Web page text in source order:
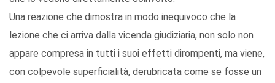
Una reazione che dimostra in modo inequivoco che la
lezione che ci arriva dalla vicenda giudiziaria, non solo non
appare compresa in tutti i suoi effetti dirompenti, ma viene,
con colpevole superficialità, derubricata come se fosse un